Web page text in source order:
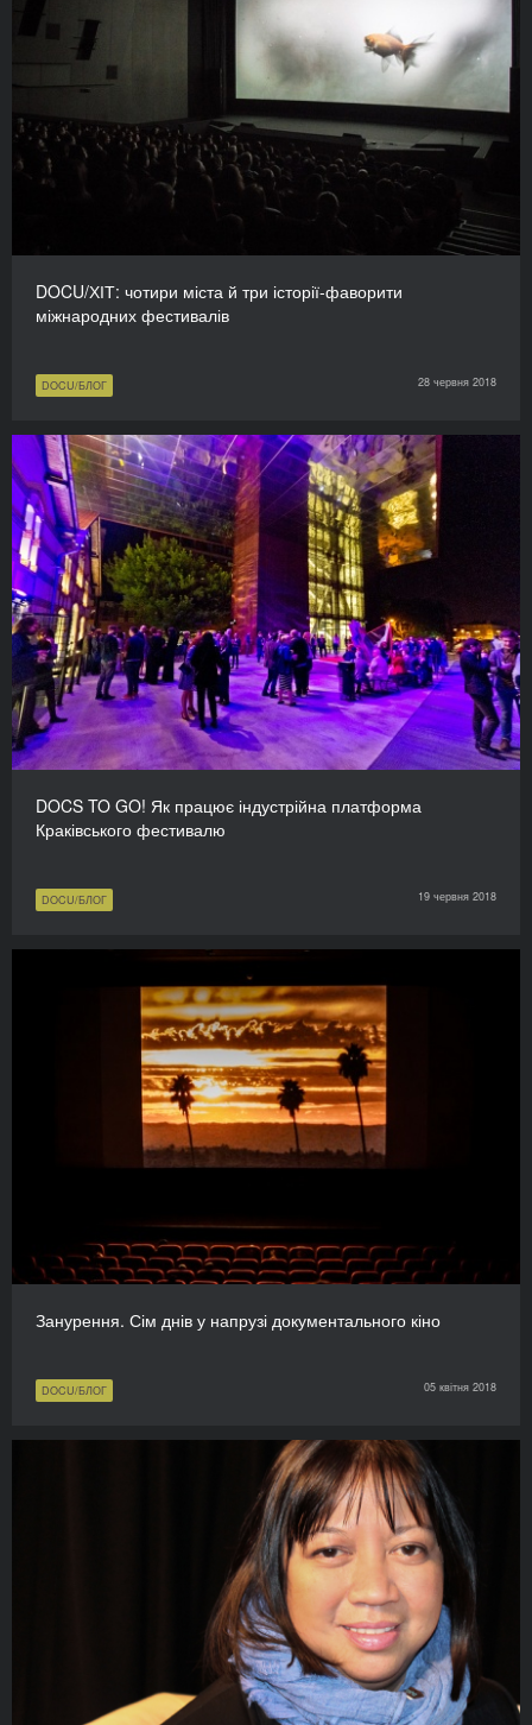
DOCU/ХІТ: чотири міста й три історії-фаворити
міжнародних фестивалів
DOCU/БЛОГ 28 червня 2018
DOCS TO GO! Як працює індустрійна платформа
Краківського фестивалю
DOCU/БЛОГ 19 червня 2018
Занурення. Сім днів у напрузі документального кіно
DOCU/БЛОГ 05 квітня 2018